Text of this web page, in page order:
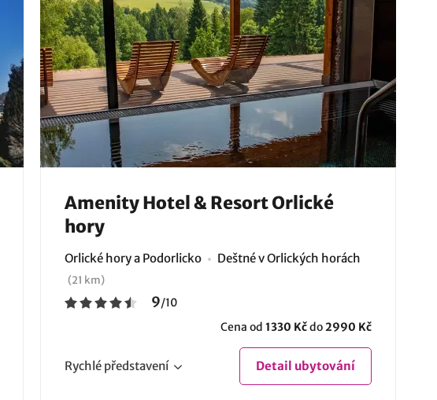
Amenity Hotel & Resort Orlické
hory
Orlické hory a Podorlicko Deštné v Orlických horách
(21 km)
9/10
Cena od 1330 Kčdo2990 Kč
Rychlé představení Detail ubytování